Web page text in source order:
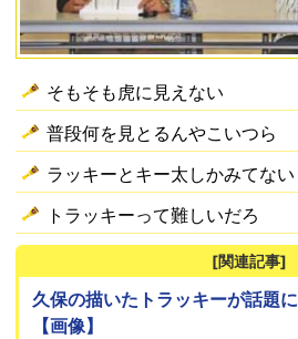
そもそも虎に見えない
普段何を見とるんやこいつら
ラッキーとキー太しかみてない
トラッキーって難しいだろ
[関連記事]
久保の描いたトラッキーが話題に
【画像】